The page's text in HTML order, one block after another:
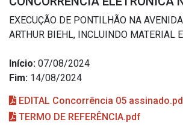
EXECUÇÃO DE PONTILHÃO NA
ARTHUR BIEHL, INCLUINDO MATERIAL
Início: 07/08/2024
Fim: 14/08/2024
EDITAL Concorrência 05
TERMO DE REFERÊNCIA.pdf